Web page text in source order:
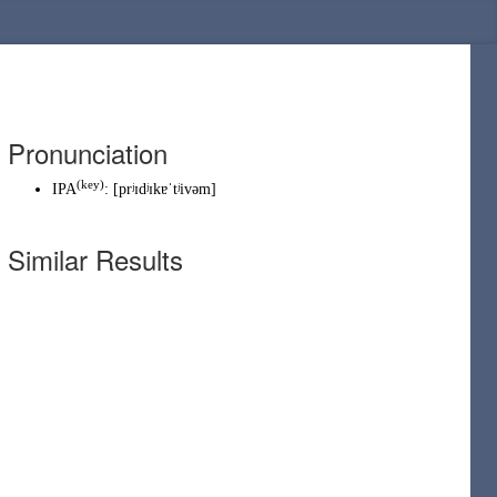
Pronunciation
IPA(key): [prʲɪdʲɪkɐˈtʲivəm]
Similar Results